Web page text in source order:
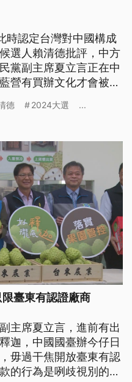
時認定台灣對中國構成
選人賴清德批評，中方
黨副主席夏立言正在中
營有買辦文化才會被懷
郭台銘的前縣長張榮
德 2024大選 ...
臺東有認證廠商
主席夏立言，進前有出
迦，中國國臺辦今仔日
毋過干焦開放臺東有認
的行為是咧歧視別的縣